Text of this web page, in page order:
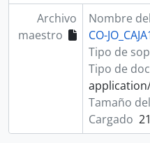
Archivo
maestro
Nombre
CO-
Tipo de
Tipo de
Tamaño
Cargado